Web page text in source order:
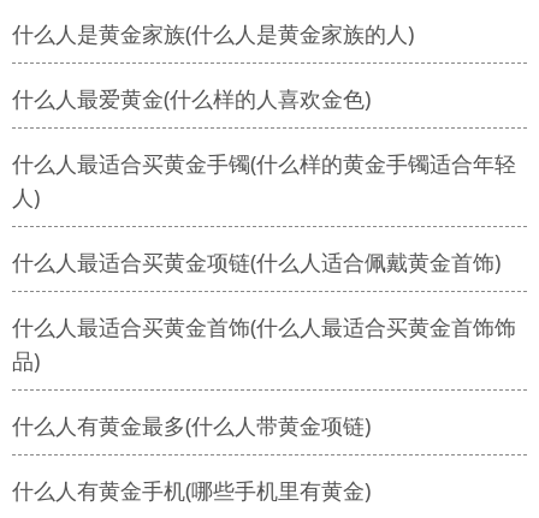
什么人是黄金家族(什么人是黄金家族的人)
什么人最爱黄金(什么样的人喜欢金色)
什么人最适合买黄金手镯(什么样的黄金手镯适合年轻
人)
什么人最适合买黄金项链(什么人适合佩戴黄金首饰)
什么人最适合买黄金首饰(什么人最适合买黄金首饰饰
品)
什么人有黄金最多(什么人带黄金项链)
什么人有黄金手机(哪些手机里有黄金)